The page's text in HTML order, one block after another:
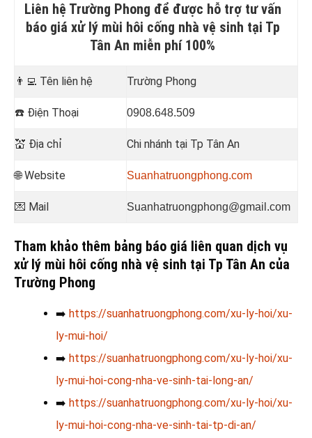
Liên hệ Trường Phong để được hỗ trợ tư vấn
báo giá xử lý mùi hôi cống nhà vệ sinh tại Tp
Tân An miễn phí 100%
👨‍💻 Tên liên hệ Trường Phong
☎️ Điện Thoại 0908.648.509
💒 Địa chỉ Chi nhánh tại Tp Tân An
🌐 Website Suanhatruongphong.com
💌 Mail Suanhatruongphong@gmail.com
Tham khảo thêm bảng báo giá liên quan dịch vụ
xử lý mùi hôi cống nhà vệ sinh tại Tp Tân An của
Trường Phong
➡️ https://suanhatruongphong.com/xu-ly-hoi/xu-
ly-mui-hoi/
➡️ https://suanhatruongphong.com/xu-ly-hoi/xu-
ly-mui-hoi-cong-nha-ve-sinh-tai-long-an/
➡️ https://suanhatruongphong.com/xu-ly-hoi/xu-
ly-mui-hoi-cong-nha-ve-sinh-tai-tp-di-an/